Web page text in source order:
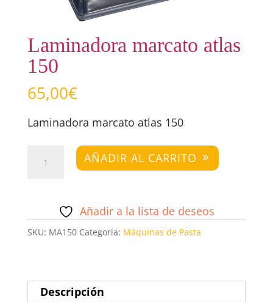
Laminadora marcato atlas
150
65,00€
Laminadora marcato atlas 150
Laminadora
marcato
cantidad
AÑADIR AL CARRITO
Añadir a la lista de deseos
SKU: MA150 Categoría: Máquinas de Pasta
Descripción